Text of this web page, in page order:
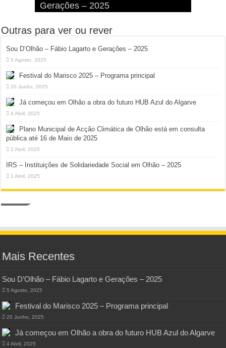
Gerações – 2025
Diversão à Beira-Ria!
na Ilha da Armona
Hangares
Diversão!
Outras para ver ou rever
Sou D’Olhão – Fábio Lagarto e Gerações – 2025
5 Agosto, 2025
Festival do Marisco 2025 – Programa principal
20 Junho, 2025
Já começou em Olhão a obra do futuro HUB Azul do Algarve
4 Abril, 2025
Plano Municipal de Acção Climática de Olhão está em consulta
pública até 16 de Maio de 2025
2 Abril, 2025
IRS – Instituições de Solidariedade Social em Olhão – 2025
1 Abril, 2025
Mais Recentes
Sou D’Olhão – Fábio Lagarto e Gerações – 2025
5 Agosto, 2025
Festival do Marisco 2025 – Programa principal
20 Junho, 2025
Já começou em Olhão a obra do futuro HUB Azul do Algarve
4 Abril, 2025